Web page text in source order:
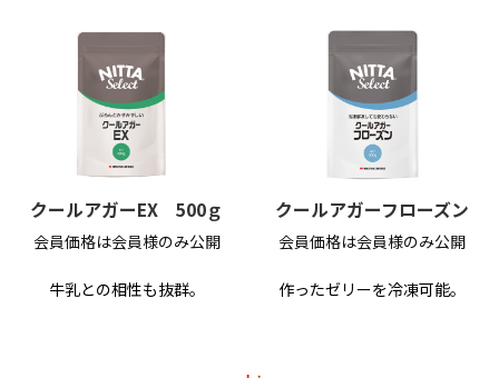
クールアガーEX 500ｇ
会員価格は会員様のみ公開
牛乳との相性も抜群。
クールアガーフローズン
会員価格は会員様のみ公開
作ったゼリーを冷凍可能。